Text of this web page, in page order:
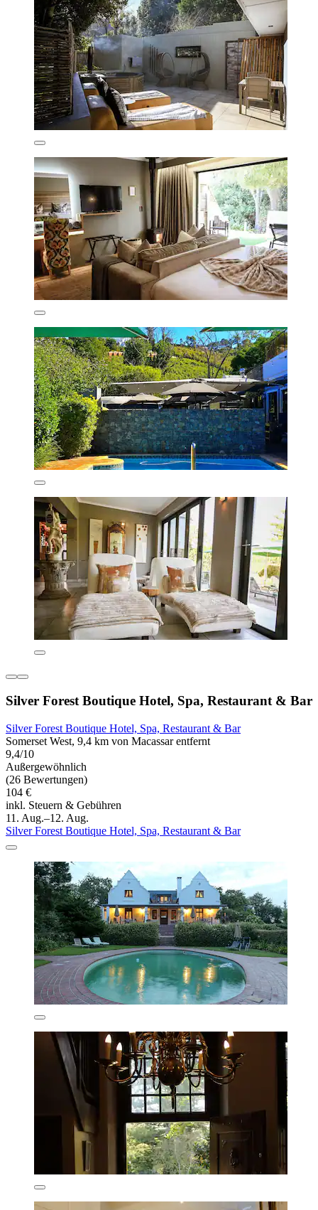
Silver Forest Boutique Hotel, Spa, Restaurant & Bar
Silver Forest Boutique Hotel, Spa, Restaurant & Bar
Somerset West, 9,4 km von Macassar entfernt
9,4/10
Außergewöhnlich
(26 Bewertungen)
104 €
inkl. Steuern & Gebühren
11. Aug.–12. Aug.
Silver Forest Boutique Hotel, Spa, Restaurant & Bar